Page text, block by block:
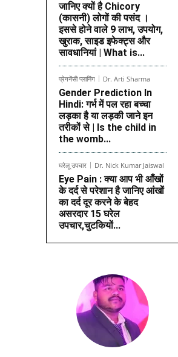
जानिए क्यों है Chicory
(कासनी) लोगों की पसंद ।
इससे होने वाले 9 लाभ, उपयोग,
खुराक, साइड इफेक्ट्स और
सावधानियां | What is...
प्रेगनेंसी प्लानिंग Dr. Arti Sharma
Gender Prediction In
Hindi: गर्भ में पल रहा बच्चा
लड़का है या लड़की जाने इन
तरीकों से | Is the child in
the womb...
घरेलू उपचार Dr. Nick Kumar Jaiswal
Eye Pain : क्या आप भी आँखों
के दर्द से परेशान है जानिए आंखों
का दर्द दूर करने के बेहद
असरदार 15 घरेल
उपचार,चुटकियों...